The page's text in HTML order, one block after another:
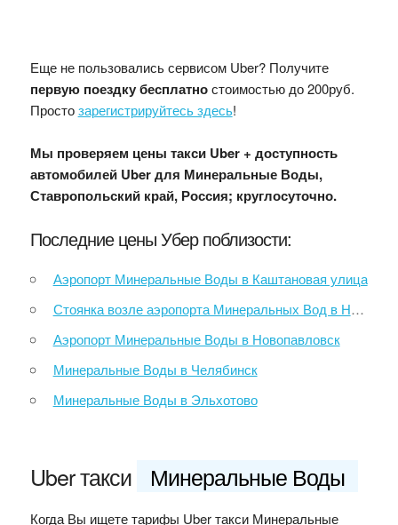
Еще не пользовались сервисом Uber? Получите
первую поездку бесплатностоимостью до 200руб.
Простозарегистрируйтесь здесь!
Мы проверяем цены такси Uber + доступность
автомобилей Uber для Минеральные Воды,
Ставропольский край, Россия; круглосуточно.
Последние цены Убер поблизости:
Аэропорт Минеральные Воды в Каштановая улица
Стоянка возле аэропорта Минеральных Вод в Новопавловск
Аэропорт Минеральные Воды в Новопавловск
Минеральные Воды в Челябинск
Минеральные Воды в Эльхотово
Uber такси Минеральные Воды
Когда Вы ищете тарифы Uber такси Минеральные